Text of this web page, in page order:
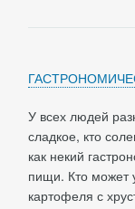
У всех людей
сладкое, кто
как некий
пищи. Кто может
картофеля с